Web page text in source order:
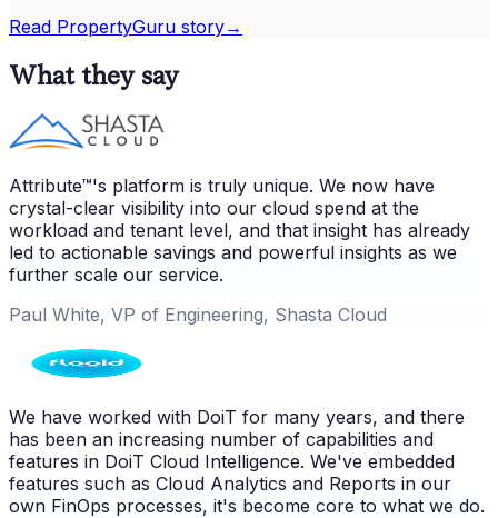
Read PropertyGuru story→
What they say
Attribute™'s platform is truly unique. We now have
crystal-clear visibility into our cloud spend at the
workload and tenant level, and that insight has already
led to actionable savings and powerful insights as we
further scale our service.
Paul White, VP of Engineering, Shasta Cloud
We have worked with DoiT for many years, and there
has been an increasing number of capabilities and
features in DoiT Cloud Intelligence. We've embedded
features such as Cloud Analytics and Reports in our
own FinOps processes, it's become core to what we do.